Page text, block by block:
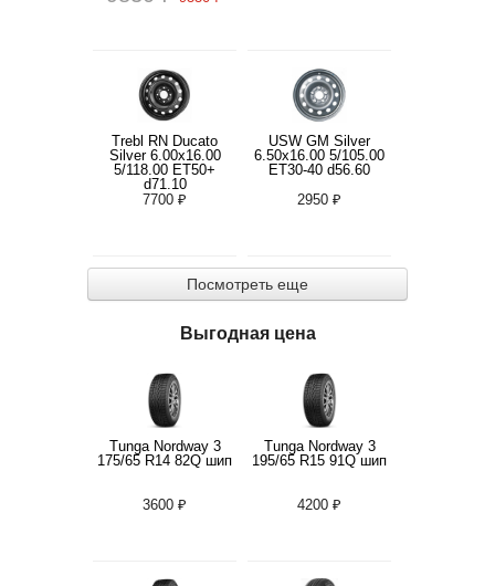
Trebl RN Ducato
Silver 6.00x16.00
5/118.00 ET50+
d71.10
7700 ₽
USW GM Silver
6.50x16.00 5/105.00
ET30-40 d56.60
2950 ₽
Посмотреть еще
Выгодная цена
Tunga Nordway 3
175/65 R14 82Q шип
3600 ₽
Tunga Nordway 3
195/65 R15 91Q шип
4200 ₽